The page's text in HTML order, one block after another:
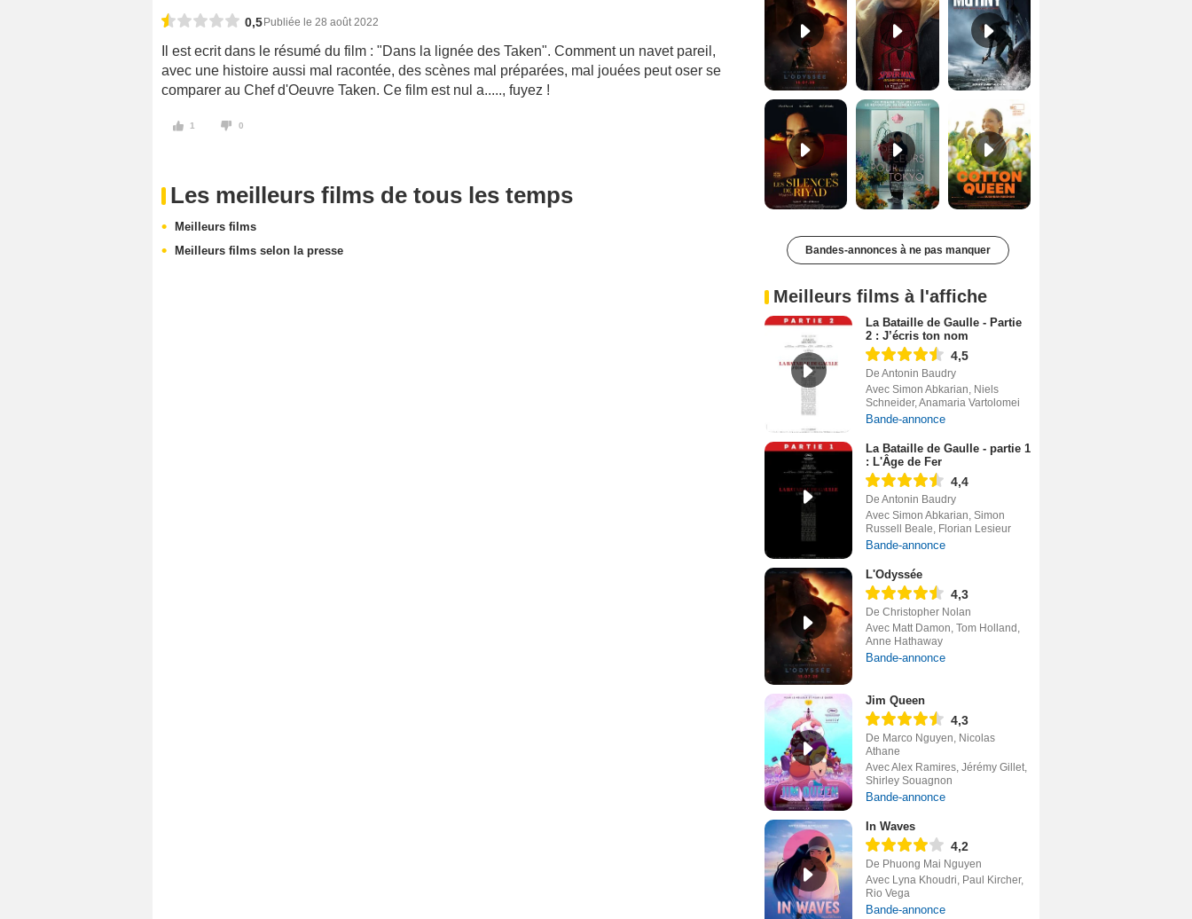
0,5Publiée le 28 août 2022
Il est ecrit dans le résumé du film : "Dans la lignée des Taken". Comment un navet pareil,
avec une histoire aussi mal racontée, des scènes mal préparées, mal jouées peut oser se
comparer au Chef d'Oeuvre Taken. Ce film est nul a....., fuyez !
1 0
Les meilleurs films de tous les temps
Meilleurs films
Meilleurs films selon la presse
Les Silences de Riyad Bande-annonce VO STFR Cotton Queen Bande-annonce VO STFR
Bandes-annonces à ne pas manquer
Meilleurs films à l'affiche
La Bataille de Gaulle - Partie
2 : J’écris ton nom
4,5
De Antonin Baudry
Avec Simon Abkarian, Niels
Schneider, Anamaria Vartolomei
Bande-annonce
La Bataille de Gaulle - partie 1
: L'Âge de Fer
4,4
De Antonin Baudry
Avec Simon Abkarian, Simon
Russell Beale, Florian Lesieur
Bande-annonce
L'Odyssée
4,3
De Christopher Nolan
Avec Matt Damon, Tom Holland,
Anne Hathaway
Bande-annonce
Jim Queen
4,3
De Marco Nguyen, Nicolas
Athane
Avec Alex Ramires, Jérémy Gillet,
Shirley Souagnon
Bande-annonce
In Waves
4,2
De Phuong Mai Nguyen
Avec Lyna Khoudri, Paul Kircher,
Rio Vega
Bande-annonce